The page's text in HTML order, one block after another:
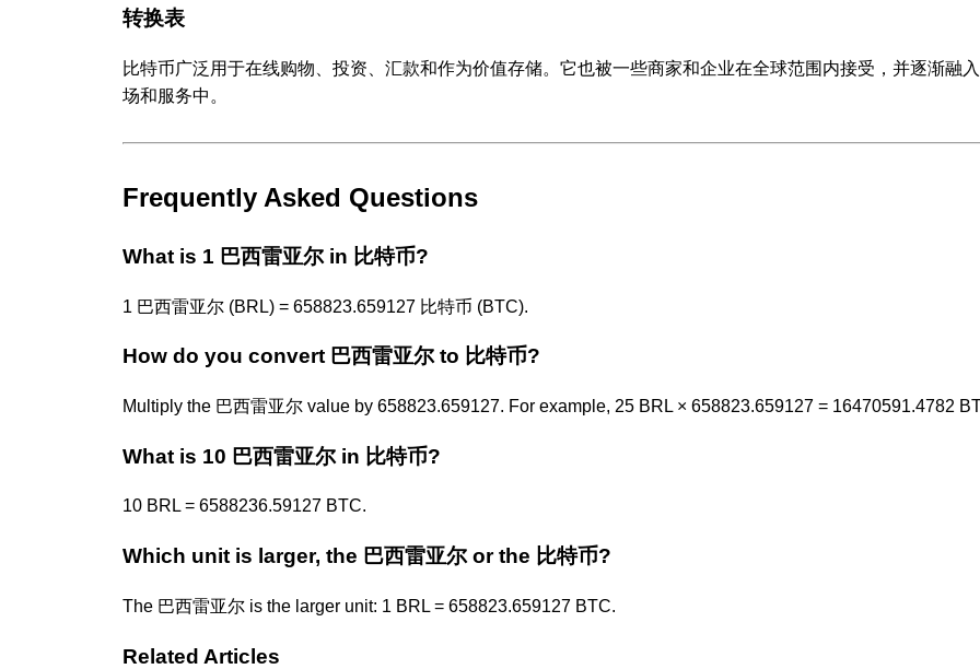
转换表
比特币广泛用于在线购物、投资、汇款和作为价值存储。它也被一些商家和企业在全球范围内接受，并逐渐融
场和服务中。
Frequently Asked Questions
What is 1 巴西雷亚尔 in 比特币?
1 巴西雷亚尔 (BRL) = 658823.659127 比特币 (BTC).
How do you convert 巴西雷亚尔 to 比特币?
Multiply the 巴西雷亚尔 value by 658823.659127. For example, 25 BRL × 658823.659127 = 16470591.4782
What is 10 巴西雷亚尔 in 比特币?
10 BRL = 6588236.59127 BTC.
Which unit is larger, the 巴西雷亚尔 or the 比特币?
The 巴西雷亚尔 is the larger unit: 1 BRL = 658823.659127 BTC.
Related Articles